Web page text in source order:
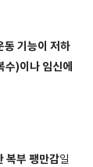
동 기능이 저하
)이나 임신에
복부 팽만감일